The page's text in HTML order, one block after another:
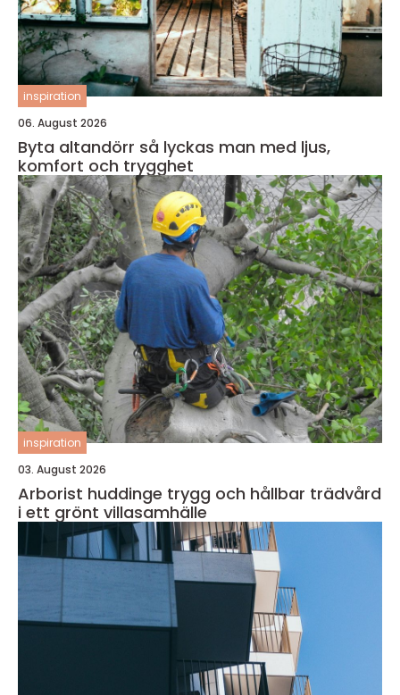
inspiration
06. August 2026
Byta altandörr så lyckas man med ljus,
komfort och trygghet
inspiration
03. August 2026
Arborist huddinge trygg och hållbar trädvård
i ett grönt villasamhälle